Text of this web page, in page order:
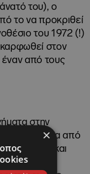
του), ο
το να προκριθεί
του 1972 (!)
καρφωθεί στον
έναν από τους
στην
Ένα από
11 ημέρες και
ξανά να
×